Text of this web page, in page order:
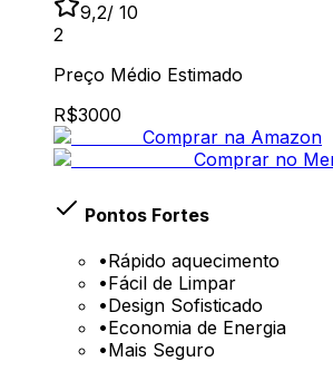
9,2/ 10
2
Preço Médio Estimado
R$3000
Comprar na Amazon
Comprar no
Pontos Fortes
•Rápido aquecimento
•Fácil de Limpar
•Design Sofisticado
•Economia de Energia
•Mais Seguro